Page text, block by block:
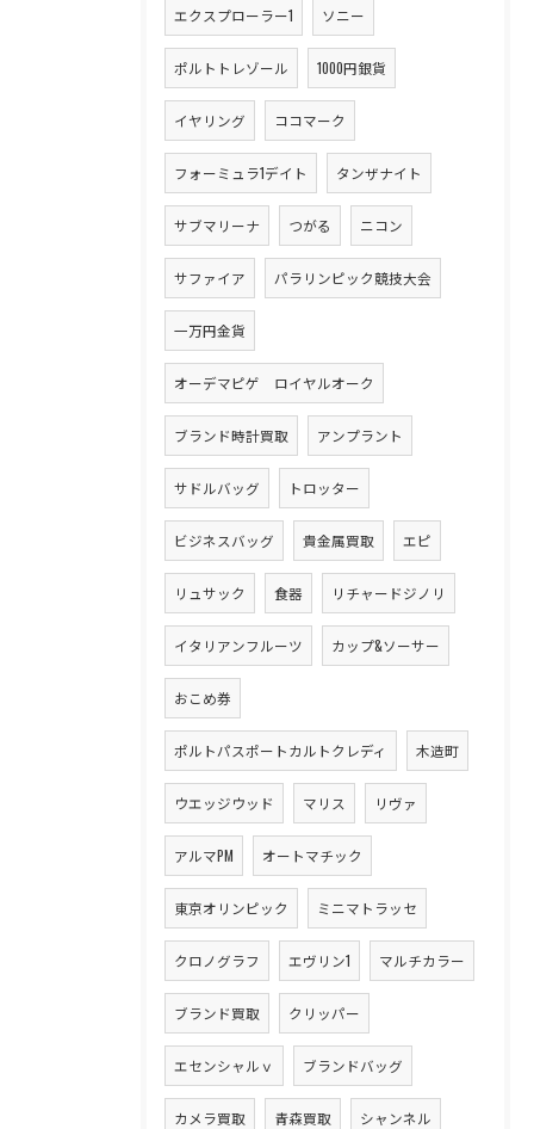
エクスプローラー1 ソニー
ポルトトレゾール 1000円銀貨
イヤリング ココマーク
フォーミュラ1デイト タンザナイト
サブマリーナ つがる ニコン
サファイア パラリンピック競技大会
一万円金貨
オーデマピゲ ロイヤルオーク
ブランド時計買取 アンプラント
サドルバッグ トロッター
ビジネスバッグ 貴金属買取 エピ
リュサック 食器 リチャードジノリ
イタリアンフルーツ カップ&ソーサー
おこめ券
ポルトパスポートカルトクレディ 木造町
ウエッジウッド マリス リヴァ
アルマPM オートマチック
東京オリンピック ミニマトラッセ
クロノグラフ エヴリン1 マルチカラー
ブランド買取 クリッパー
エセンシャルｖ ブランドバッグ
カメラ買取 青森買取 シャンネル